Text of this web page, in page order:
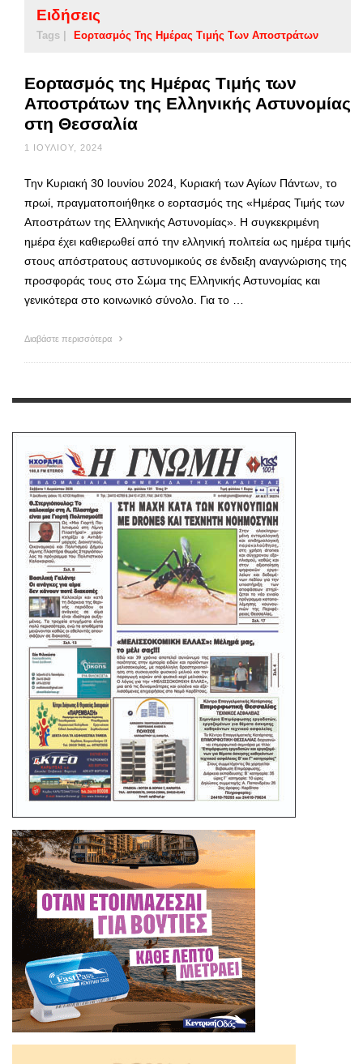
Ειδήσεις
Tags | Εορτασμός Της Ημέρας Τιμής Των Αποστράτων
Εορτασμός της Ημέρας Τιμής των
Αποστράτων της Ελληνικής Αστυνομίας
στη Θεσσαλία
1 ΙΟΥΛΊΟΥ, 2024
Την Κυριακή 30 Ιουνίου 2024, Κυριακή των Αγίων Πάντων, το
πρωί, πραγματοποιήθηκε ο εορτασμός της «Ημέρας Τιμής των
Αποστράτων της Ελληνικής Αστυνομίας». H συγκεκριμένη
ημέρα έχει καθιερωθεί από την ελληνική πολιτεία ως ημέρα τιμής
στους απόστρατους αστυνομικούς σε ένδειξη αναγνώρισης της
προσφοράς τους στο Σώμα της Ελληνικής Αστυνομίας και
γενικότερα στο κοινωνικό σύνολο. Για το …
Διαβάστε περισσότερα